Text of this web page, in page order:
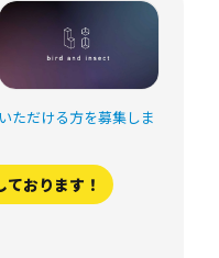
ただける方を募集しま
おります！